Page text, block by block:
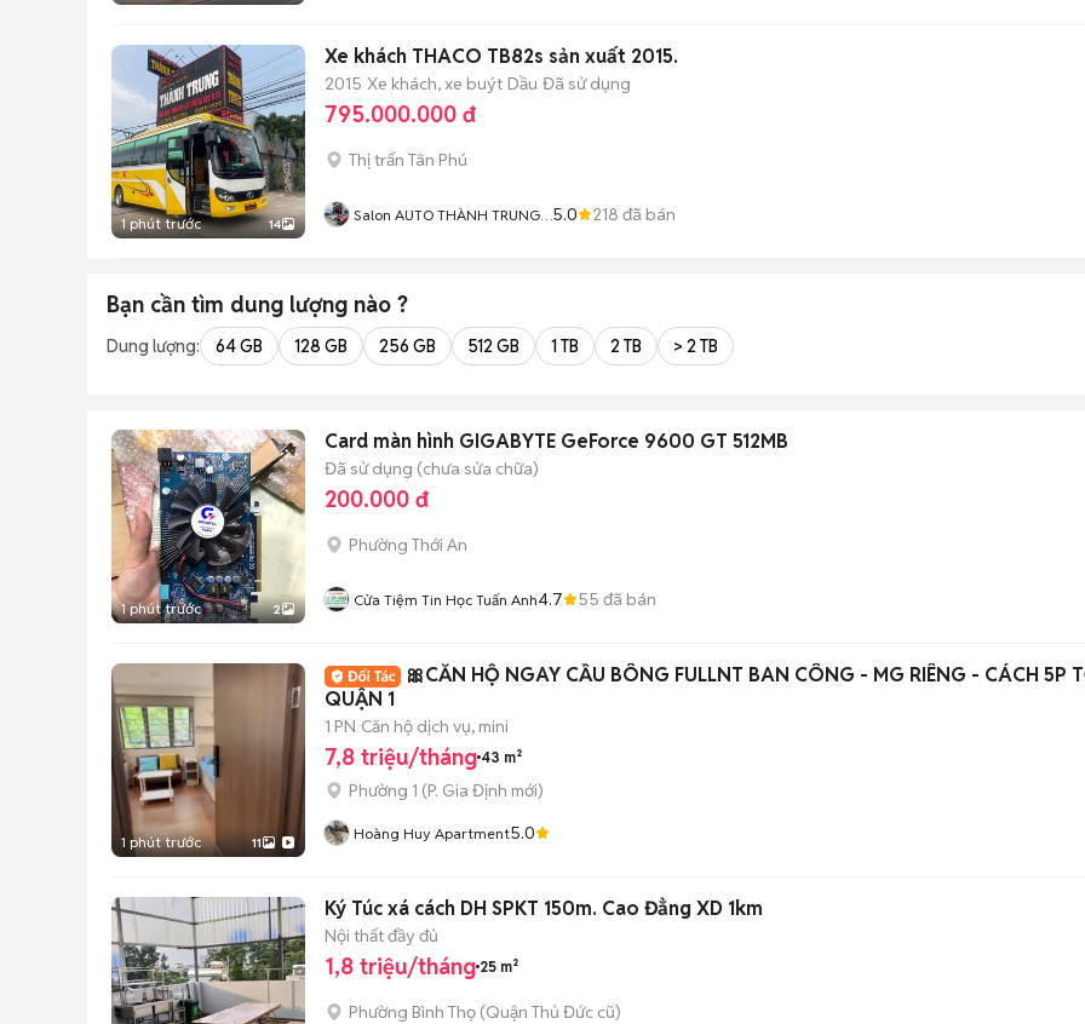
1 phút trước 14
Xe khách THACO TB82s sản xuất 2015.
2015 Xe khách, xe buýt Dầu Đã sử dụng
795.000.000 đ
Thị trấn Tân Phú
Salon AUTO THÀNH TRUNG
5.0 218 đã bán
Bạn cần tìm dung lượng nào ?
Dung lượng: 64 GB 128 GB 256 GB 512 GB 1 TB 2 TB > 2 TB
1 phút trước 2
Card màn hình GIGABYTE GeForce 9600 GT 512MB
Đã sử dụng (chưa sửa chữa)
200.000 đ
Phường Thới An
Cửa Tiệm Tin Học Tuấn Anh4.7 55 đã bán
1 phút trước 11
🎀CĂN HỘ NGAY CẦU BÔNG FULLNT BAN CÔNG - MG RIÊNG - CÁCH 5P
QUẬN 1
1 PN Căn hộ dịch vụ, mini
7,8 triệu/tháng 43 m²
Phường 1 (P. Gia Định mới)
Hoàng Huy Apartment5.0
Ký Túc xá cách DH SPKT 150m. Cao Đẳng XD 1km
Nội thất đầy đủ
1,8 triệu/tháng 25 m²
Phường Bình Thọ (Quận Thủ Đức cũ)